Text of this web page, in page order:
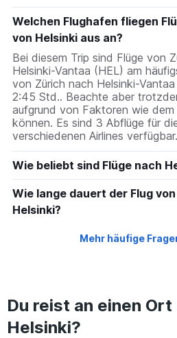
Welchen Flughafen fliegen
von Helsinki aus an?
Bei diesem Trip sind Flüge von
Helsinki-Vantaa (HEL) am
von Zürich nach Helsinki-
2:45 Std.. Beachte aber
aufgrund von Faktoren wie
können. Es sind 3 Abflüge für
verschiedenen Airlines verfügbar.
Wie beliebt sind Flüge nach
Wie lange dauert der Flug
Helsinki?
Mehr häufige
Du reist an einen
Helsinki?